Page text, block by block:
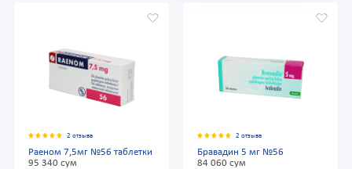
2 отзыва
Раеном 7,5мг №56 таблетки
95 340 сум
2 отзыва
Бравадин 5 мг №56
84 060 сум